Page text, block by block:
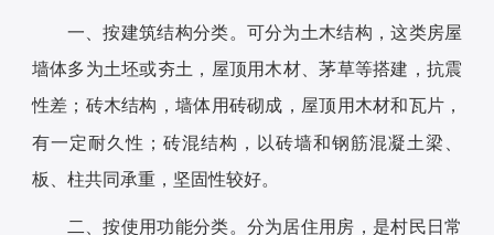
一、按建筑结构分类。可分为土木结构，这类房屋
墙体多为土坯或夯土，屋顶用木材、茅草等搭建，抗震
性差；砖木结构，墙体用砖砌成，屋顶用木材和瓦片，
有一定耐久性；砖混结构，以砖墙和钢筋混凝土梁、
板、柱共同承重，坚固性较好。
二、按使用功能分类。分为居住用房，是村民日常